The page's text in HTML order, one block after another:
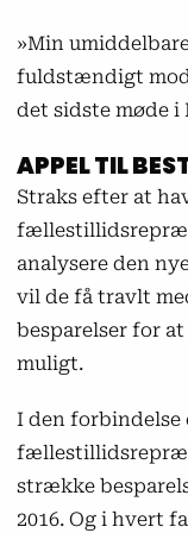
»Min
fuldstændigt
det sidste møde i
APPEL TIL
Straks efter at
analysere den
vil de få travlt
besparelser for
muligt.
I den
strække
2016. Og i hvert